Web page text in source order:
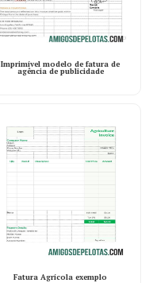
Imprimível modelo de fatura de
agência de publicidade
Fatura Agrícola exemplo